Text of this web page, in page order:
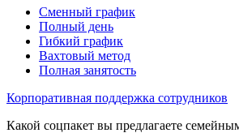
Сменный график
Полный день
Гибкий график
Вахтовый метод
Полная занятость
Корпоративная поддержка сотрудников
Какой соцпакет вы предлагаете